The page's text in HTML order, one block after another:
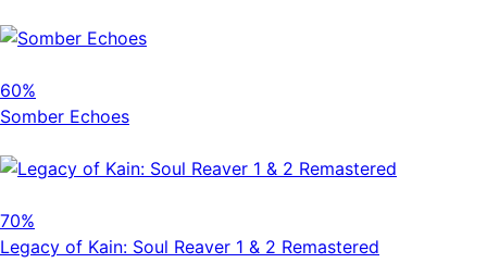
60%
Somber Echoes
70%
Legacy of Kain: Soul Reaver 1 & 2 Remastered